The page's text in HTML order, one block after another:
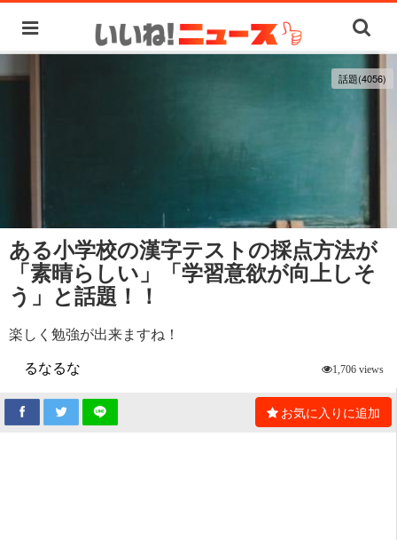
話題(4056)
ある小学校の漢字テストの採点方法が
「素晴らしい」「学習意欲が向上しそ
う」と話題！！
楽しく勉強が出来ますね！
るなるな
1,706 views
お気に入りに追加